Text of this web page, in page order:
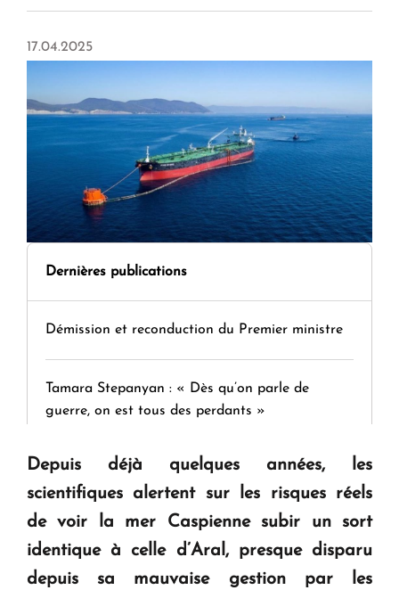
17.04.2025
Dernières publications
Démission et reconduction du Premier ministre
Tamara Stepanyan : « Dès qu’on parle de
guerre, on est tous des perdants »
" Tant qu'il n'existe pas d'alternative concrète, la
question d'un référendum ne se pose pas. "
KASA : 30 ans d'audace, de résilience et d'avenir
en Arménie
Depuis déjà quelques années, les
scientifiques alertent sur les risques réels
de voir la mer Caspienne subir un sort
identique à celle d’Aral, presque disparu
depuis sa mauvaise gestion par les